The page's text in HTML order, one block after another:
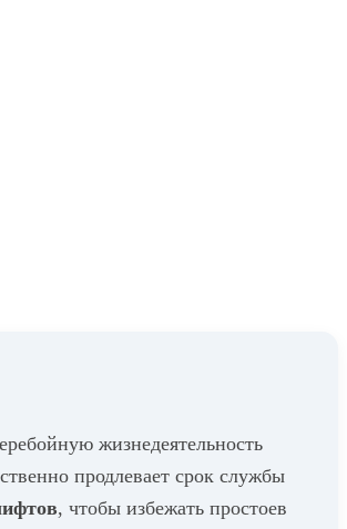
жизнедеятельность
продлевает срок службы
, чтобы избежать простоев